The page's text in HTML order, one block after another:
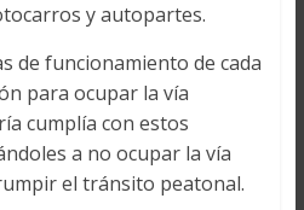
y autopartes.
de funcionamiento de cada
para ocupar la vía
cumplía con estos
a no ocupar la vía
el tránsito peatonal.